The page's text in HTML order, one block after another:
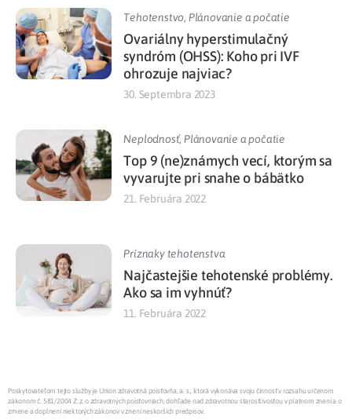
Tehotenstvo, Plánovanie a počatie
Ovariálny hyperstimulačný
syndróm (OHSS): Koho pri IVF
ohrozuje najviac?
30. Septembra 2023
Neplodnosť, Plánovanie a počatie
Top 9 (ne)známych vecí, ktorým sa
vyvarujte pri snahe o bábätko
21. Februára 2022
Príznaky tehotenstva
Najčastejšie tehotenské problémy.
Ako sa im vyhnúť?
11. Februára 2022
Poskytovateľom tejto služby je Union zdravotná poisťovňa, a. s., ktorá vykonáva svoju činnosť v rozsahu určenom
zákonom č. 581/2004 Z.z. o zdravotných poisťovniach, dohľade nad zdravotnou starostlivosťou v platnom znení a o
zmene a doplnení niektorých zákonov v znení neskorších predpisov.